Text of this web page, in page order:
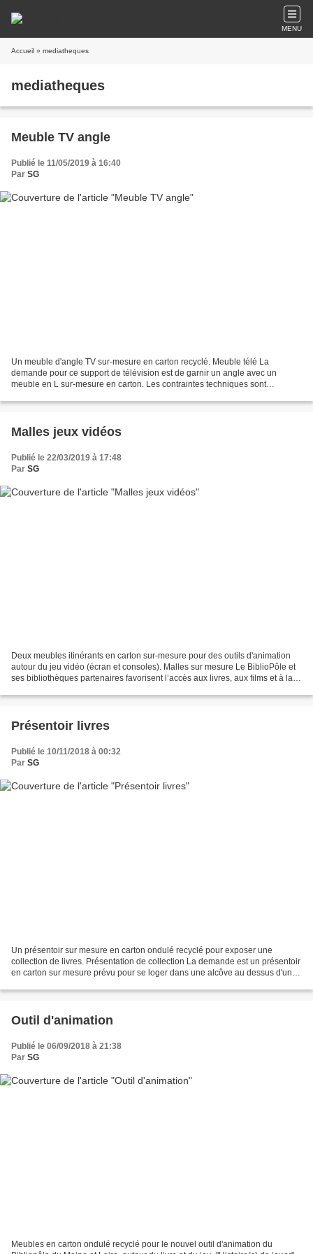
MENU
Accueil » mediatheques
mediatheques
Meuble TV angle
Publié le 11/05/2019 à 16:40
Par SG
Un meuble d'angle TV sur-mesure en carton recyclé. Meuble télé La
demande pour ce support de télévision est de garnir un angle avec un
meuble en L sur-mesure en carton. Les contraintes techniques sont
Malles jeux vidéos
Publié le 22/03/2019 à 17:48
Par SG
Deux meubles itinérants en carton sur-mesure pour des outils d'animation
autour du jeu vidéo (écran et consoles). Malles sur mesure Le BiblioPôle et
ses bibliothèques partenaires favorisent l’accès aux livres, aux films et à la
Présentoir livres
Publié le 10/11/2018 à 00:32
Par SG
Un présentoir sur mesure en carton ondulé recyclé pour exposer une
collection de livres. Présentation de collection La demande est un présentoir
en carton sur mesure prévu pour se loger dans une alcôve au dessus d'un
Outil d'animation
Publié le 06/09/2018 à 21:38
Par SG
Meubles en carton ondulé recyclé pour le nouvel outil d'animation du